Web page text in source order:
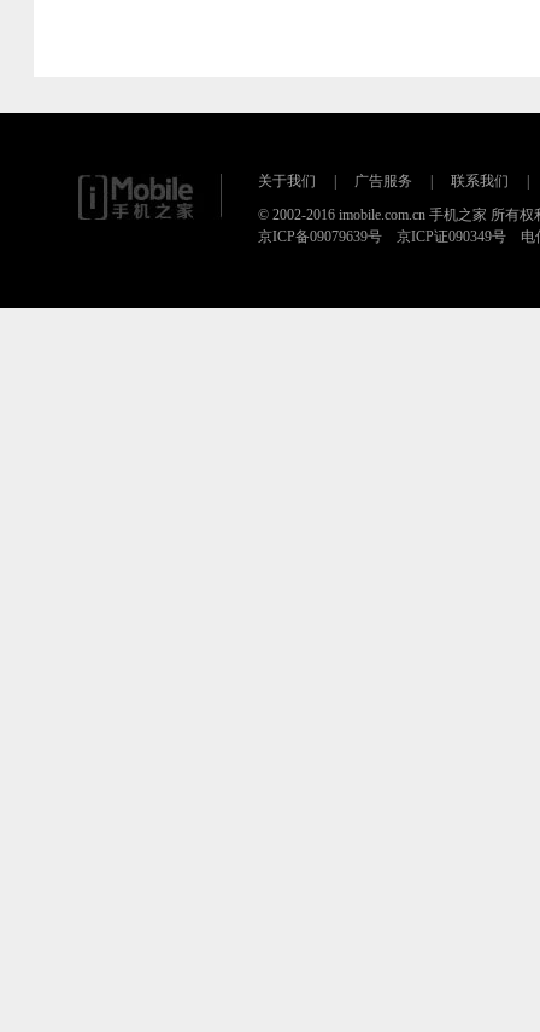
关于我们 广告服务 联系我们
© 2002-2016 imobile.com.cn 手机之家 所有权
京ICP备09079639号 京ICP证090349号 电